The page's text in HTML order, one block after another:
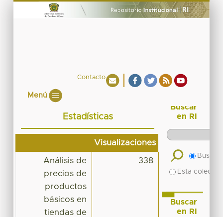
Contacto
Menú
Estadísticas
Visualizaciones
Análisis de
precios de
productos
básicos en
tiendas de
338
Buscar
en RI
Buscar
Esta
Buscar
en RI